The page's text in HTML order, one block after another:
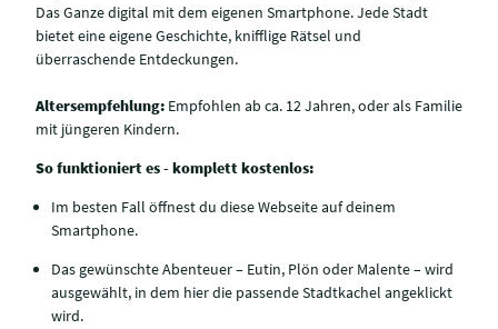
Das Ganze digital mit dem eigenen Smartphone. Jede Stadt
bietet eine eigene Geschichte, knifflige Rätsel und
überraschende Entdeckungen.
Altersempfehlung: Empfohlen ab ca. 12 Jahren, oder als Familie
mit jüngeren Kindern.
So funktioniert es - komplett kostenlos:
Im besten Fall öffnest du diese Webseite auf deinem
Smartphone.
Das gewünschte Abenteuer – Eutin, Plön oder Malente – wird
ausgewählt, in dem hier die passende Stadtkachel angeklickt
wird.